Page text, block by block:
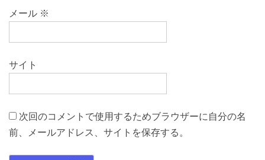
メール ※
サイト
次回のコメントで使用するためブラウザーに自分の名
前、メールアドレス、サイトを保存する。